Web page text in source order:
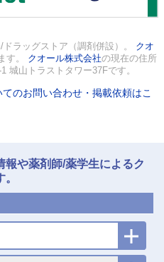
ラッグストア（調剤併設）。 クオ
す。 クオール株式会社の現在の住所
城山トラストタワー37Fです。
のお問い合わせ・掲載依頼はこ
報や薬剤師/薬学生によるク